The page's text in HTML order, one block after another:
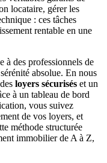
locataire, gérer les
: ces tâches
rentable en une
à des professionnels de
absolue. En nous
loyers sécurisés et un
à un tableau de bord
vous suivez
de vos loyers, et
méthode structurée
immobilier de A à Z,